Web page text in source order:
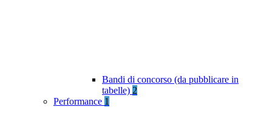
Bandi di concorso (da pubblicare in
tabelle) 2
Performance 1